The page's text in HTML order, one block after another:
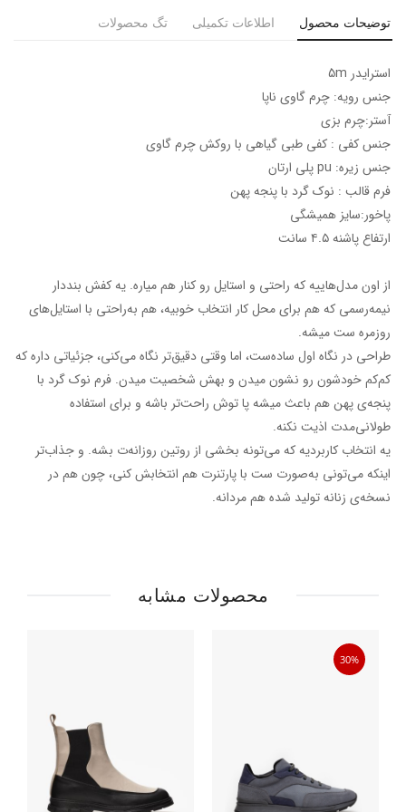
توضیحات محصول اطلاعات تکمیلی تگ محصولات
استرایدر 5m
جنس رویه: چرم گاوی ناپا
آستر:چرم بزی
جنس کفی : کفی طبی گیاهی با روکش چرم گاوی
جنس زیره: pu پلی ارتان
فرم قالب : نوک گرد با پنجه پهن
پاخور:سایز همیشگی
ارتفاع پاشنه ۴.۵ سانت
از اون مدل‌هاییه که راحتی و استایل رو کنار هم میاره. یه کفش بنددار
نیمه‌رسمی که هم برای محل کار انتخاب خوبیه، هم به‌راحتی با استایل‌های
روزمره ست میشه.
طراحی در نگاه اول ساده‌ست، اما وقتی دقیق‌تر نگاه می‌کنی، جزئیاتی داره که
کم‌کم خودشون رو نشون میدن و بهش شخصیت میدن. فرم نوک گرد با
پنجه‌ی پهن هم باعث میشه پا توش راحت‌تر باشه و برای استفاده
طولانی‌مدت اذیت نکنه.
یه انتخاب کاربردیه که می‌تونه بخشی از روتین روزانه‌ت بشه. و جذاب‌تر
اینکه می‌تونی به‌صورت ست با پارتنرت هم انتخابش کنی، چون هم در
نسخه‌ی زنانه تولید شده هم مردانه.
محصولات مشابه
30%